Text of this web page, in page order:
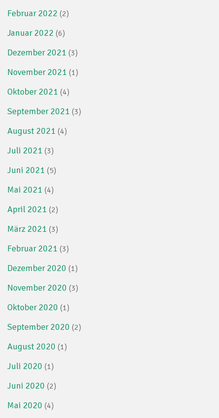
Februar 2022 (2)
Januar 2022 (6)
Dezember 2021 (3)
November 2021 (1)
Oktober 2021 (4)
September 2021 (3)
August 2021 (4)
Juli 2021 (3)
Juni 2021 (5)
Mai 2021 (4)
April 2021 (2)
März 2021 (3)
Februar 2021 (3)
Dezember 2020 (1)
November 2020 (3)
Oktober 2020 (1)
September 2020 (2)
August 2020 (1)
Juli 2020 (1)
Juni 2020 (2)
Mai 2020 (4)